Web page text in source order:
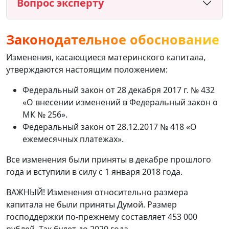
Вопрос эксперту
Законодательное обоснование
Изменения, касающиеся материнского капитала,
утверждаются настоящим положением:
Федеральный закон от 28 декабря 2017 г. № 432
«О внесении изменений в Федеральный закон о
МК № 256».
Федеральный закон от 28.12.2017 № 418 «О
ежемесячных платежах».
Все изменения были приняты в декабре прошлого
года и вступили в силу с 1 января 2018 года.
ВАЖНЫЙ! Изменения относительно размера
капитала не были приняты Думой. Размер
господдержки по-прежнему составляет 453 000